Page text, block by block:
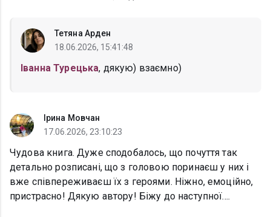
Тетяна Арден
18.06.2026, 15:41:48
Іванна Турецька, дякую) взаємно)
Ірина Мовчан
17.06.2026, 23:10:23
Чудова книга. Дуже сподобалось, що почуття так
детально розписані, що з головою поринаєш у них і
вже співпереживаєш їх з героями. Ніжно, емоційно,
пристрасно! Дякую автору! Біжу до наступної....